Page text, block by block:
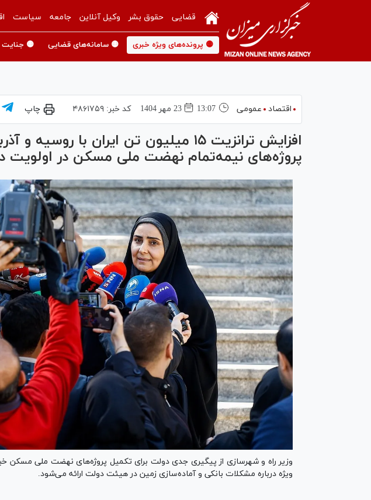
قضایی حقوق بشر وکیل آنلاین جامعه سیاست
🟡 پرونده‌های ویژه خبری 🟡 سامانه‌های قضایی 🟡 جنایت
اقتصاد عمومی 13:07 23 مهر 1404 کد خبر: ۴۸۶۱۷۵۹ چاپ
افزایش ترانزیت ۱۵ میلیون تن ایران با
پروژه‌های نیمه‌تمام نهضت ملی مسکن در
وزیر راه و شهرسازی از پیگیری جدی دولت برای تکمیل پروژه‌های نهضت ملی مسکن
ویژه درباره مشکلات بانکی و آماده‌سازی زمین در هیئت دولت ارائه می‌شود.